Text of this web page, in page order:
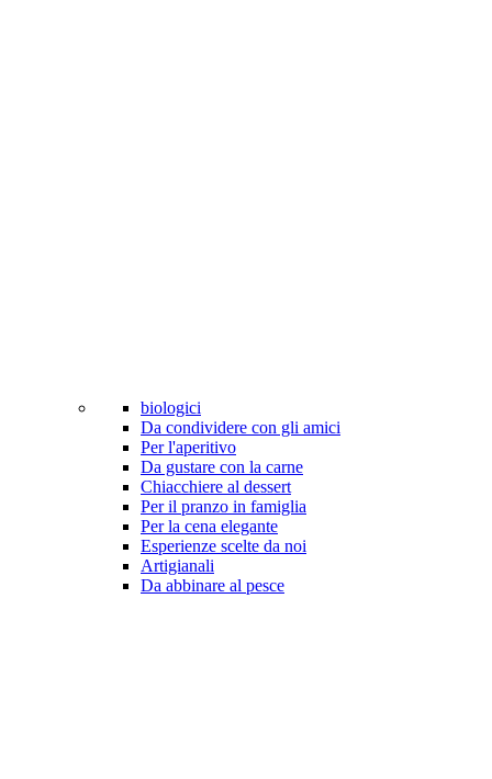
biologici
Da condividere con gli amici
Per l'aperitivo
Da gustare con la carne
Chiacchiere al dessert
Per il pranzo in famiglia
Per la cena elegante
Esperienze scelte da noi
Artigianali
Da abbinare al pesce